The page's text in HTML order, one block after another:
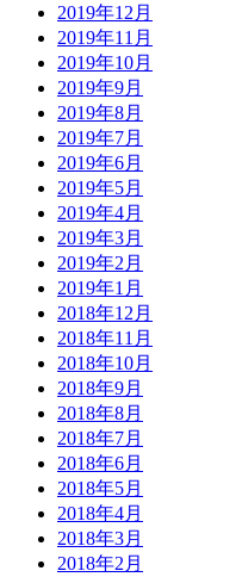
2019年12月
2019年11月
2019年10月
2019年9月
2019年8月
2019年7月
2019年6月
2019年5月
2019年4月
2019年3月
2019年2月
2019年1月
2018年12月
2018年11月
2018年10月
2018年9月
2018年8月
2018年7月
2018年6月
2018年5月
2018年4月
2018年3月
2018年2月